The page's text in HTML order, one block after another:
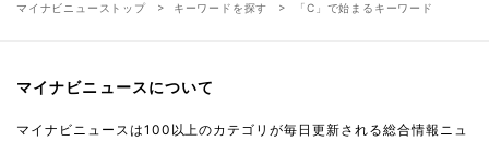
マイナビニューストップ キーワードを探す 「C」で始まるキーワード
マイナビニュースについて
マイナビニュースは100以上のカテゴリが毎日更新される総合情報ニュ